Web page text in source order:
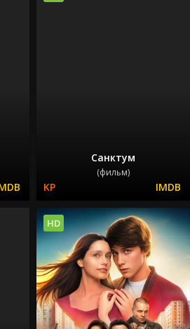
Санктум
(фильм)
HD